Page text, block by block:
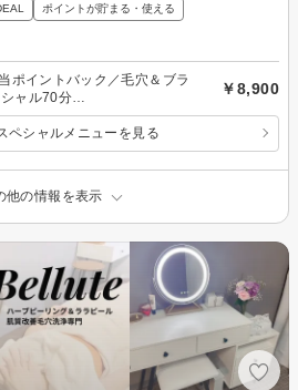
ポイントが貯まる・使える
ポイントバック／毛穴＆ブラ
ャル70分
ンド＆ミントドライヘッドス
￥8,900
ペシャルメニューを見る
他の情報を表示